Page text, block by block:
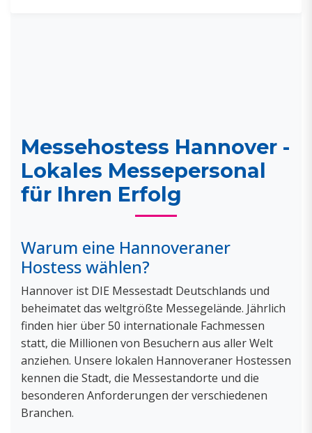
Messehostess Hannover -
Lokales Messepersonal
für Ihren Erfolg
Warum eine Hannoveraner
Hostess wählen?
Hannover ist DIE Messestadt Deutschlands und
beheimatet das weltgrößte Messegelände. Jährlich
finden hier über 50 internationale Fachmessen
statt, die Millionen von Besuchern aus aller Welt
anziehen. Unsere lokalen Hannoveraner Hostessen
kennen die Stadt, die Messestandorte und die
besonderen Anforderungen der verschiedenen
Branchen.